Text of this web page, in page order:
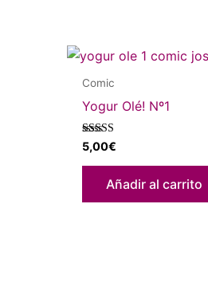
Comic
Yogur Olé! Nº1
Valorado
con
4.89
5,00€
Añadir al carrito